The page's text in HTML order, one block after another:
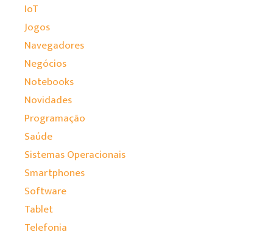
IoT
Jogos
Navegadores
Negócios
Notebooks
Novidades
Programação
Saúde
Sistemas Operacionais
Smartphones
Software
Tablet
Telefonia